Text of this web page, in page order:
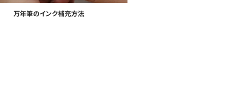
万年筆のインク補充方法